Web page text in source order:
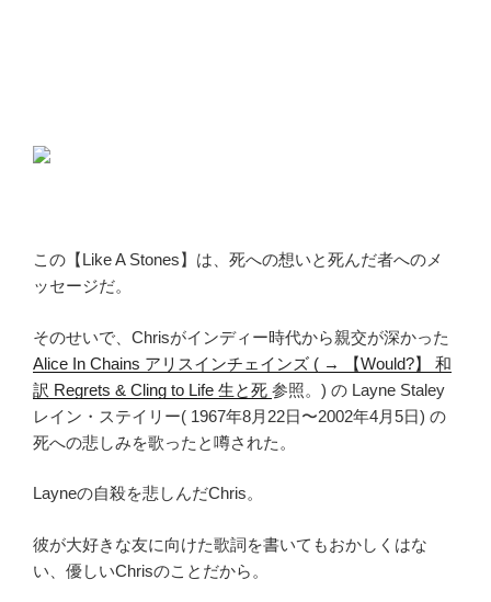
この【Like A Stones】は、死への想いと死んだ者へのメ
ッセージだ。
そのせいで、Chrisがインディー時代から親交が深かった
Alice In Chains アリスインチェインズ ( → 【Would?】 和
訳 Regrets & Cling to Life 生と死 参照。) の Layne Staley
レイン・ステイリー( 1967年8月22日〜2002年4月5日) の
死への悲しみを歌ったと噂された。
Layneの自殺を悲しんだChris。
彼が大好きな友に向けた歌詞を書いてもおかしくはな
い、優しいChrisのことだから。